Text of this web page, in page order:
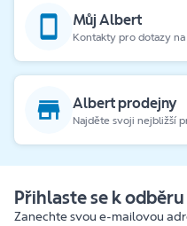
Můj Albert
Kontakty pro dotazy
Albert prodejny
Najděte svoji nejbližší
Přihlaste se k
Zanechte svou e-mailovou